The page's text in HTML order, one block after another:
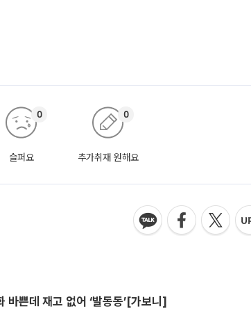
슬퍼요
0
추가취재 원해요
0
쁜데 재고 없어 ‘발동동’[가보니]